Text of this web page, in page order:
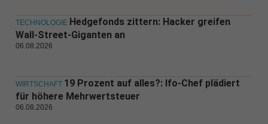
TECHNOLOGIE Hedgefonds zittern: Hacker greifen
Wall-Street-Giganten an
06.08.2026
WIRTSCHAFT 19 Prozent auf alles?: Ifo-Chef plädiert
für höhere Mehrwertsteuer
06.08.2026